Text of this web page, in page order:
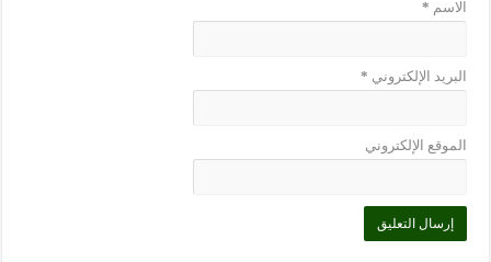
الاسم *
البريد الإلكتروني *
الموقع الإلكتروني